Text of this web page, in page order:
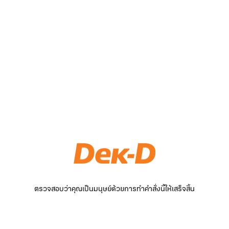
ตรวจสอบว่าคุณเป็นมนุษย์ด้วยการทำคำสั่งนี้ให้เสร็จสิ้น